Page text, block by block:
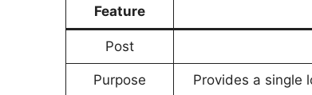
Feature
Post
Purpose Provides a single